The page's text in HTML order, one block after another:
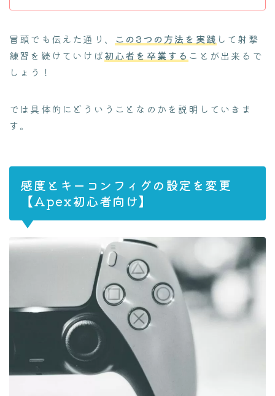
冒頭でも伝えた通り、 この3つの方法を実践 して射撃
練習を続けていけば初心者を卒業する ことが出来るで
しょう！
では具体的にどういうことなのかを説明していきま
す。
感度とキーコンフィグの設定を変更
【Apex初心者向け】